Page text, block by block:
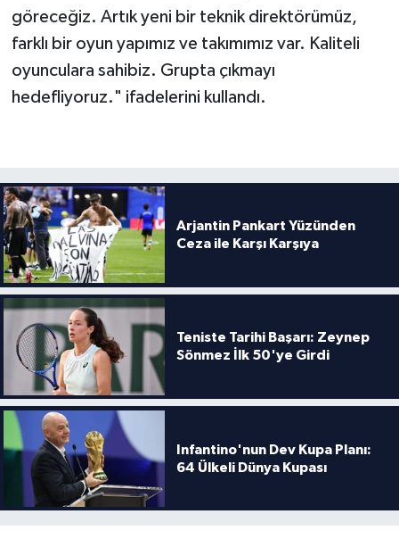
göreceğiz. Artık yeni bir teknik direktörümüz,
farklı bir oyun yapımız ve takımımız var. Kaliteli
oyunculara sahibiz. Grupta çıkmayı
hedefliyoruz." ifadelerini kullandı.
Arjantin Pankart Yüzünden
Ceza ile Karşı Karşıya
Teniste Tarihi Başarı: Zeynep
Sönmez İlk 50'ye Girdi
Infantino'nun Dev Kupa Planı:
64 Ülkeli Dünya Kupası
Futbolcular